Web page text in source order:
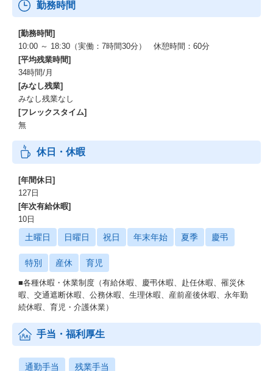
勤務時間
[勤務時間]
10:00 ～ 18:30（実働：7時間30分） 休憩時間：60分
[平均残業時間]
34時間/月
[みなし残業]
みなし残業なし
[フレックスタイム]
無
休日・休暇
[年間休日]
127日
[年次有給休暇]
10日
土曜日 日曜日 祝日 年末年始 夏季 慶弔
特別 産休 育児
■各種休暇・休業制度（有給休暇、慶弔休暇、赴任休暇、罹災休
暇、交通遮断休暇、公務休暇、生理休暇、産前産後休暇、永年勤
続休暇、育児・介護休業）
手当・福利厚生
通勤手当 残業手当